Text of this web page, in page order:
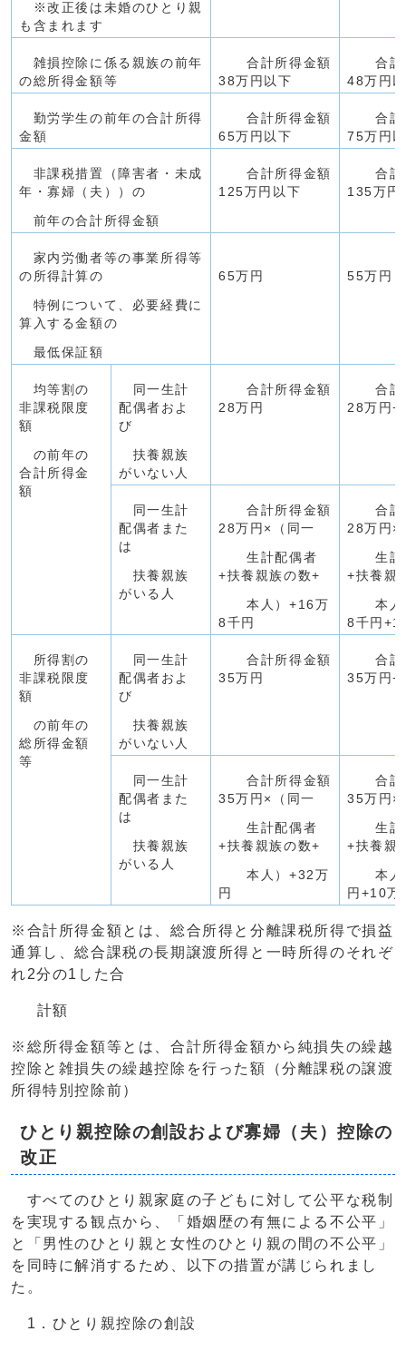
※改正後は未婚のひとり親
も含まれます
雑損控除に係る親族の前年
の総所得金額等
合計所得金額
38万円以下
合計
48万円
勤労学生の前年の合計所得
金額
合計所得金額
65万円以下
合計
75万円
非課税措置（障害者・未成
年・寡婦（夫））の
前年の合計所得金額
合計所得金額
125万円以下
合計
135万円
家内労働者等の事業所得等
の所得計算の
特例について、必要経費に
算入する金額の
最低保証額
65万円 55万円
均等割の
非課税限度
額
の前年の
合計所得金
額
同一生計
配偶者およ
び
扶養親族
がいない人
合計所得金額
28万円
合計
28万円
同一生計
配偶者また
は
扶養親族
がいる人
合計所得金額
28万円×（同一
生計配偶者
+扶養親族の数+
本人）+16万
8千円
合計
28万円×
生計
+扶養親
本人
8千円
所得割の
非課税限度
額
の前年の
総所得金額
等
同一生計
配偶者およ
び
扶養親族
がいない人
合計所得金額
35万円
合計
35万円
同一生計
配偶者また
は
扶養親族
がいる人
合計所得金額
35万円×（同一
生計配偶者
+扶養親族の数+
本人）+32万
円
合計
35万円×
生計
+扶養親
本人
円+10万
※合計所得金額とは、総合所得と分離課税所得で損益
通算し、総合課税の長期譲渡所得と一時所得のそれぞ
れ2分の1した合
計額
※総所得金額等とは、合計所得金額から純損失の繰越
控除と雑損失の繰越控除を行った額（分離課税の譲渡
所得特別控除前）
ひとり親控除の創設および寡婦（夫）控除の
改正
すべてのひとり親家庭の子どもに対して公平な税制
を実現する観点から、「婚姻歴の有無による不公平」
と「男性のひとり親と女性のひとり親の間の不公平」
を同時に解消するため、以下の措置が講じられまし
た。
1．ひとり親控除の創設